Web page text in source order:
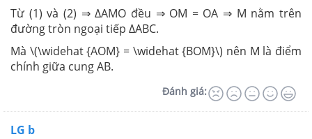
Từ (1) và (2) ⇒ ΔAMO đều ⇒ OM = OA ⇒ M nằm trên
đường tròn ngoại tiếp ΔABC.
Mà \(\widehat {AOM} = \widehat {BOM}\) nên M là điểm
chính giữa cung AB.
Đánh giá:
LG b